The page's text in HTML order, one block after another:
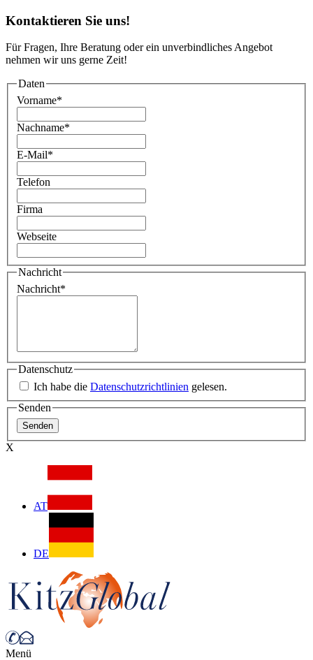
Kontaktieren Sie uns!
Für Fragen, Ihre Beratung oder ein unverbindliches Angebot
nehmen wir uns gerne Zeit!
Daten
Vorname*
Nachname*
E-Mail*
Telefon
Firma
Webseite
Nachricht
Nachricht*
Datenschutz
Ich habe die Datenschutzrichtlinien gelesen.
Senden
X
AT
DE
Menü